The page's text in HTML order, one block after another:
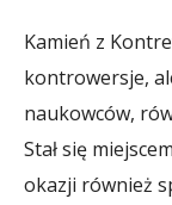
Kamień z
kontrowersje,
naukowców,
Stał się
okazji również